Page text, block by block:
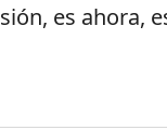
es ahora,